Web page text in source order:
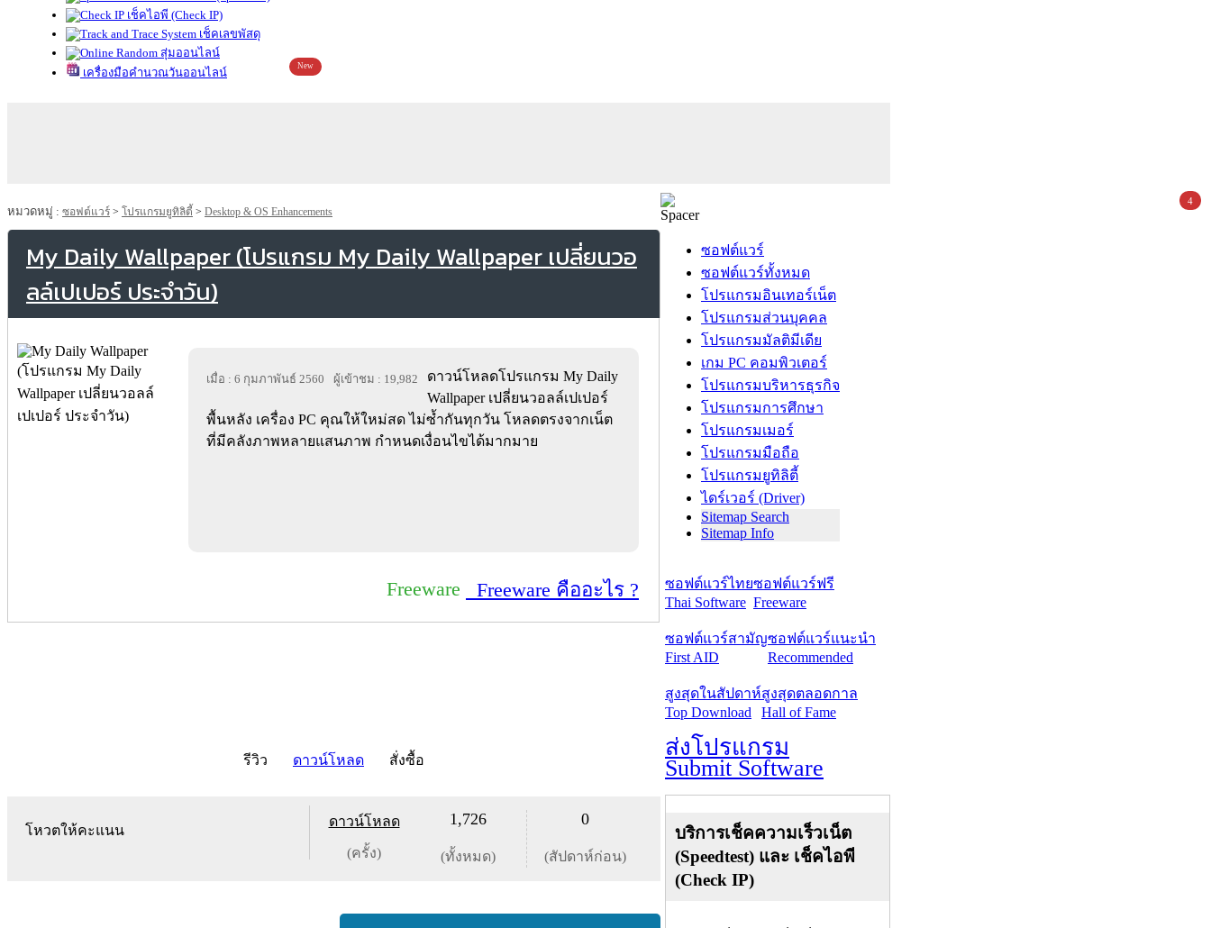
เช็คไอพี (Check IP)
เช็คเลขพัสดุ
สุ่มออนไลน์
เครื่องมือคำนวณวันออนไลน์
New
หมวดหมู่ : ซอฟต์แวร์ > โปรแกรมยูทิลิตี้ > Desktop & OS Enhancements
My Daily Wallpaper (โปรแกรม My Daily Wallpaper เปลี่ยนวอ
ลล์เปเปอร์ ประจำวัน)
เมื่อ : 6 กุมภาพันธ์ 2560 ผู้เข้าชม : 19,982
ดาวน์โหลดโปรแกรม My Daily
Wallpaper เปลี่ยนวอลล์เปเปอร์
พื้นหลัง เครื่อง PC คุณให้ใหม่สด ไม่ซ้ำกันทุกวัน โหลดตรงจากเน็ต
ที่มีคลังภาพหลายแสนภาพ กำหนดเงื่อนไขได้มากมาย
Freeware Freeware คืออะไร ?
รีวิว ดาวน์โหลด สั่งซื้อ
โหวตให้คะแนน
ดาวน์โหลด
(ครั้ง)
1,726
(ทั้งหมด)
0
(สัปดาห์ก่อน)
ซอฟต์แวร์
ซอฟต์แวร์ทั้งหมด
โปรแกรมอินเทอร์เน็ต
โปรแกรมส่วนบุคคล
โปรแกรมมัลติมีเดีย
เกม PC คอมพิวเตอร์
โปรแกรมบริหารธุรกิจ
โปรแกรมการศึกษา
โปรแกรมเมอร์
โปรแกรมมือถือ
โปรแกรมยูทิลิตี้
ไดร์เวอร์ (Driver)
Sitemap Search
Sitemap Info
ซอฟต์แวร์ไทย
Thai Software
ซอฟต์แวร์ฟรี
Freeware
ซอฟต์แวร์สามัญ
First AID
ซอฟต์แวร์แนะนำ
Recommended
สูงสุดในสัปดาห์
Top Download
สูงสุดตลอดกาล
Hall of Fame
ส่งโปรแกรม
Submit Software
บริการเช็คความเร็วเน็ต
(Speedtest) และ เช็คไอพี
(Check IP)
4